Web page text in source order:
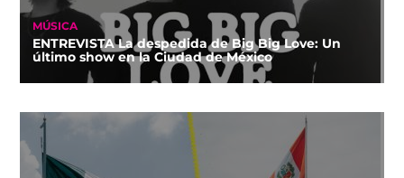
MÚSICA
ENTREVISTA La despedida de Big Big Love: Un
último show en la Ciudad de México